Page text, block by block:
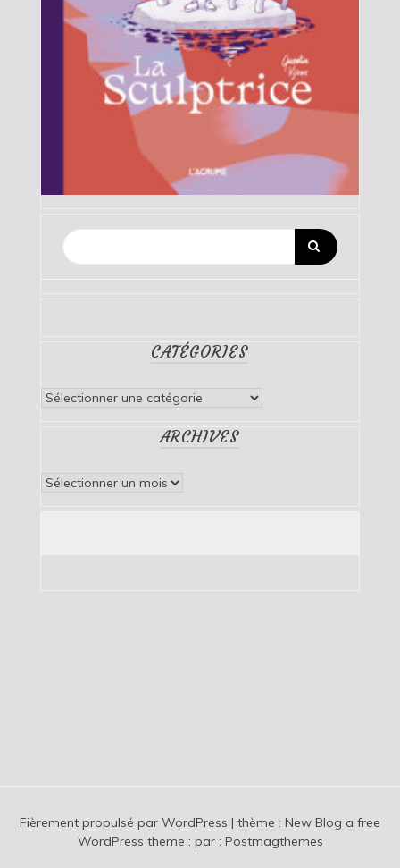
CATÉGORIES
Catégories
ARCHIVES
Archives
Fièrement propulsé par WordPress | thème : New Blog a free
WordPress theme : par : Postmagthemes